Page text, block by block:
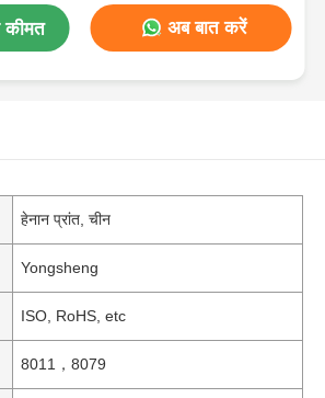
कीमत अब बात करें
हेनान प्रांत, चीन
Yongsheng
ISO, RoHS, etc
8011，8079